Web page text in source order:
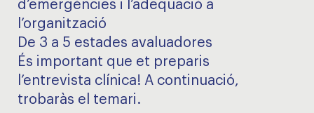
d’emergències i l’adequació a
l’organització
De 3 a 5 estades avaluadores
És important que et preparis
l’entrevista clínica! A continuació,
trobaràs el temari.